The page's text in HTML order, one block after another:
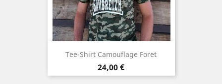
Tee-Shirt Camouflage Foret
Preis
24,00 €